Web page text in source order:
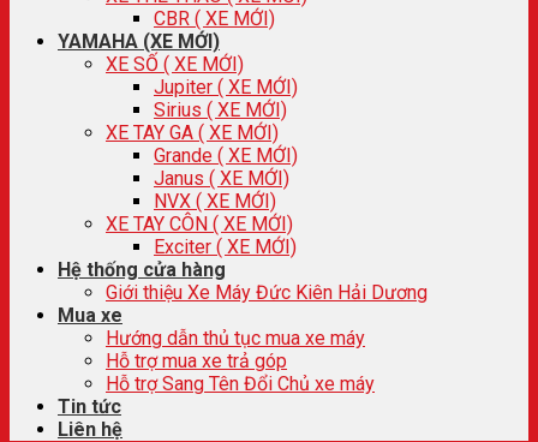
CBR ( XE MỚI)
YAMAHA (XE MỚI)
XE SỐ ( XE MỚI)
Jupiter ( XE MỚI)
Sirius ( XE MỚI)
XE TAY GA ( XE MỚI)
Grande ( XE MỚI)
Janus ( XE MỚI)
NVX ( XE MỚI)
XE TAY CÔN ( XE MỚI)
Exciter ( XE MỚI)
Hệ thống cửa hàng
Giới thiệu Xe Máy Đức Kiên Hải Dương
Mua xe
Hướng dẫn thủ tục mua xe máy
Hỗ trợ mua xe trả góp
Hỗ trợ Sang Tên Đổi Chủ xe máy
Tin tức
Liên hệ